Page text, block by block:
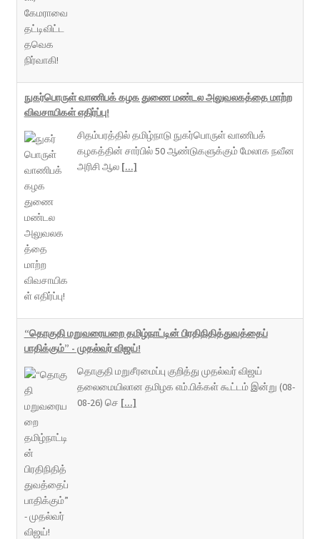
நுகர்பொருள் வாணிபக் கழக துணை மண்டல அலுவலகத்தை மாற்ற
விவசாயிகள் எதிர்ப்பு!
சிதம்பரத்தில் தமிழ்நாடு நுகர்பொருள் வாணிபக்
கழகத்தின் சார்பில் 50 ஆண்டுகளுக்கும் மேலாக நவீன
அரிசி ஆல [...]
“தொகுதி மறுவரையறை தமிழ்நாட்டின் பிரதிநிதித்துவத்தைப்
பாதிக்கும்” - முதல்வர் விஜய்!
தொகுதி மறுசீரமைப்பு குறித்து முதல்வர் விஜய்
தலைமையிலான தமிழக எம்.பிக்கள் கூட்டம் இன்று (08-
08-26) செ [...]